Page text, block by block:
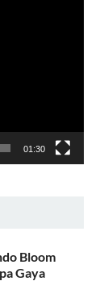
01:30
Bloom
Gaya